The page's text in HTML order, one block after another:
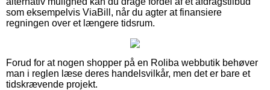
som eksempelvis ViaBill, når du agter at finansiere
regningen over et længere tidsrum.
Forud for at nogen shopper på en Roliba webbutik behøver
man i reglen læse deres handelsvilkår, men det er bare et
tidskrævende projekt.